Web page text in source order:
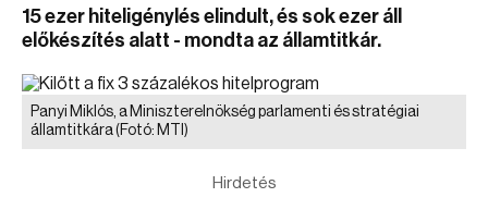
15 ezer hiteligénylés elindult, és sok ezer áll
előkészítés alatt - mondta az államtitkár.
Panyi Miklós, a Miniszterelnökség parlamenti és stratégiai
államtitkára(Fotó: MTI)
Hirdetés